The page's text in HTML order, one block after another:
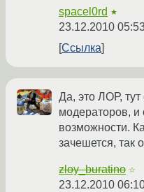
spacel0rd ★
23.12.2010
Ссылка
Да, это ЛОР, тут
модераторов, и
возможности.
зачешется, так
zloy_buratino ☆
23.12.2010